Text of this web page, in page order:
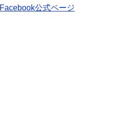
Facebook公式ページ